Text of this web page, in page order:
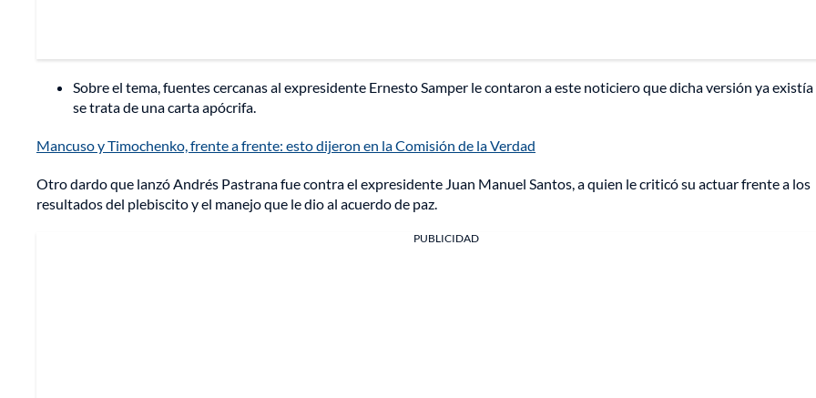
Sobre el tema, fuentes cercanas al expresidente Ernesto Samper le contaron a este noticiero que dicha versión ya existía
se trata de una carta apócrifa.
Mancuso y Timochenko, frente a frente: esto dijeron en la Comisión de la Verdad
Otro dardo que lanzó Andrés Pastrana fue contra el expresidente Juan Manuel Santos, a quien le criticó su actuar frente a los
resultados del plebiscito y el manejo que le dio al acuerdo de paz.
PUBLICIDAD